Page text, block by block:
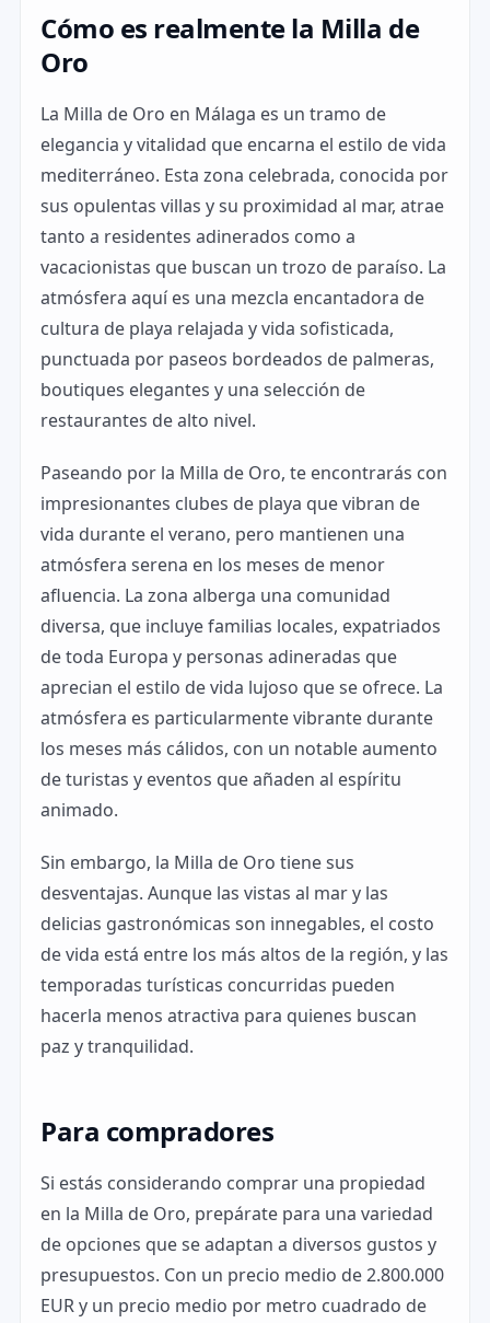
Cómo es realmente la Milla de
Oro
La Milla de Oro en Málaga es un tramo de
elegancia y vitalidad que encarna el estilo de vida
mediterráneo. Esta zona celebrada, conocida por
sus opulentas villas y su proximidad al mar, atrae
tanto a residentes adinerados como a
vacacionistas que buscan un trozo de paraíso. La
atmósfera aquí es una mezcla encantadora de
cultura de playa relajada y vida sofisticada,
punctuada por paseos bordeados de palmeras,
boutiques elegantes y una selección de
restaurantes de alto nivel.
Paseando por la Milla de Oro, te encontrarás con
impresionantes clubes de playa que vibran de
vida durante el verano, pero mantienen una
atmósfera serena en los meses de menor
afluencia. La zona alberga una comunidad
diversa, que incluye familias locales, expatriados
de toda Europa y personas adineradas que
aprecian el estilo de vida lujoso que se ofrece. La
atmósfera es particularmente vibrante durante
los meses más cálidos, con un notable aumento
de turistas y eventos que añaden al espíritu
animado.
Sin embargo, la Milla de Oro tiene sus
desventajas. Aunque las vistas al mar y las
delicias gastronómicas son innegables, el costo
de vida está entre los más altos de la región, y las
temporadas turísticas concurridas pueden
hacerla menos atractiva para quienes buscan
paz y tranquilidad.
Para compradores
Si estás considerando comprar una propiedad
en la Milla de Oro, prepárate para una variedad
de opciones que se adaptan a diversos gustos y
presupuestos. Con un precio medio de 2.800.000
EUR y un precio medio por metro cuadrado de